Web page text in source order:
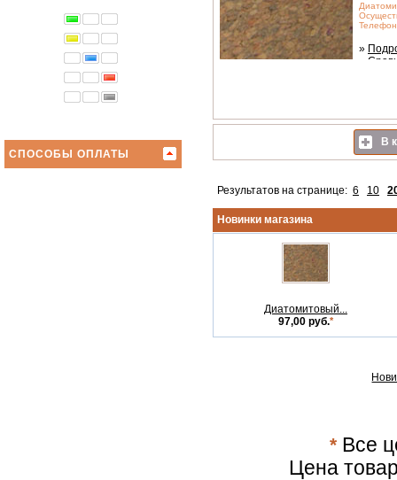
СПОСОБЫ ОПЛАТЫ
»
В
Результатов на странице: 6 10
Новинки магазина
Диатомитовый...
97,00 руб.*
* Все
Цена